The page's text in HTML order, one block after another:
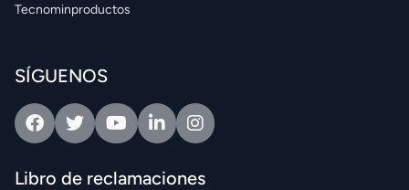
Tecnominproductos
SÍGUENOS
FacebookTwitterYoutubeLinkedinIntagram
Libro de reclamaciones